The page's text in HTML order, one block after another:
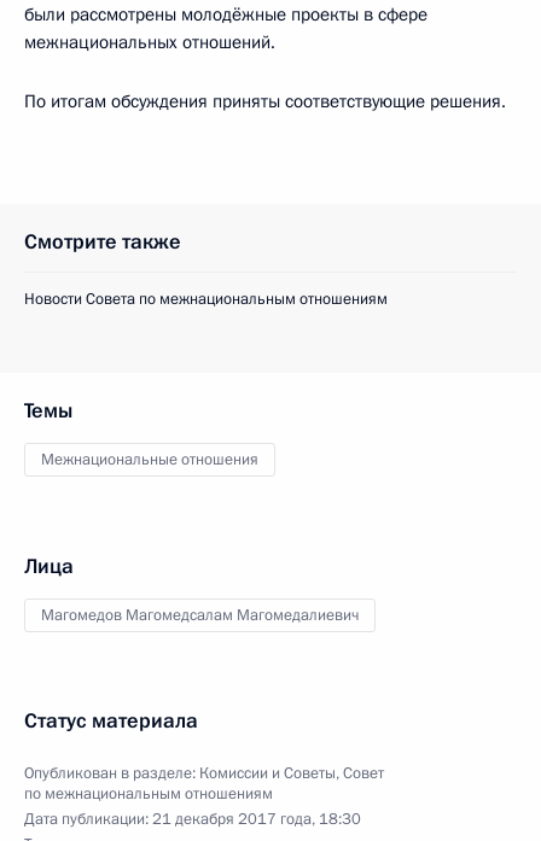
были рассмотрены молодёжные проекты в сфере
межнациональных отношений.
По итогам обсуждения приняты соответствующие решения.
Смотрите также
Новости Совета по межнациональным отношениям
Темы
Межнациональные отношения
Лица
Магомедов Магомедсалам Магомедалиевич
Статус материала
Опубликован в разделе: Комиссии и Советы,Совет
по межнациональным отношениям
Дата публикации:21 декабря 2017 года, 18:30